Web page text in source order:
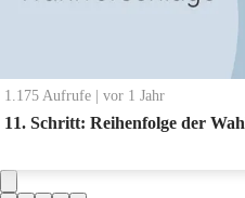
1.175 Aufrufe vor 1 Jahr
11. Schritt: Reihenfolge der